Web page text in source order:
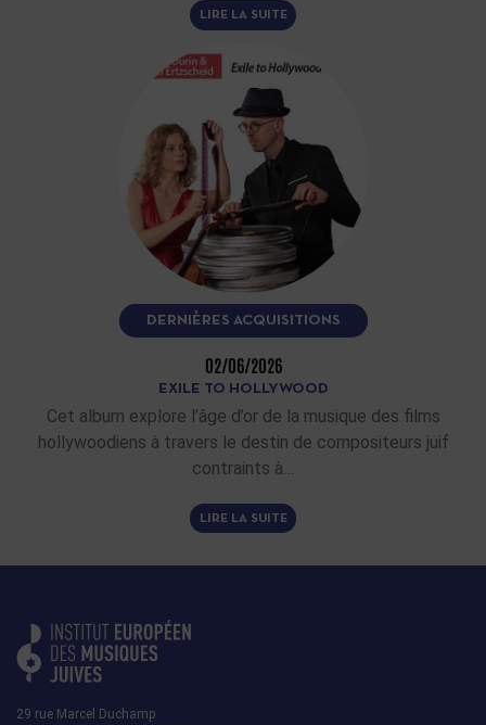
LIRE LA SUITE
DERNIÈRES ACQUISITIONS
02/06/2026
EXILE TO HOLLYWOOD
Cet album explore l’âge d’or de la musique des films
hollywoodiens à travers le destin de compositeurs juif
contraints à…
LIRE LA SUITE
29 rue Marcel Duchamp